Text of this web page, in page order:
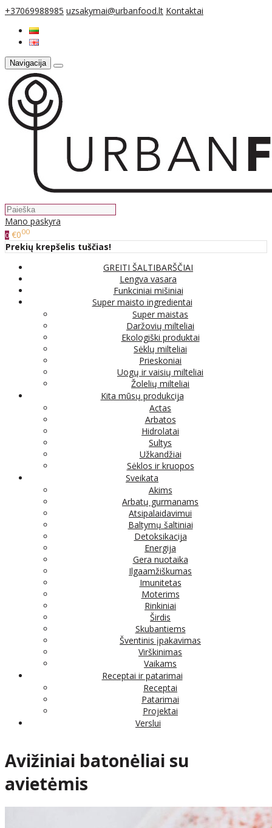
+37069988985 uzsakymai@urbanfood.lt Kontaktai
Navigacija
Mano paskyra
0 €000
Prekių krepšelis tuščias!
GREITI ŠALTIBARŠČIAI
Lengva vasara
Funkciniai mišiniai
Super maisto ingredientai
Super maistas
Daržovių milteliai
Ekologiški produktai
Sėklų milteliai
Prieskoniai
Uogų ir vaisių milteliai
Žolelių milteliai
Kita mūsų produkcija
Actas
Arbatos
Hidrolatai
Sultys
Užkandžiai
Sėklos ir kruopos
Sveikata
Akims
Arbatų gurmanams
Atsipalaidavimui
Baltymų šaltiniai
Detoksikacija
Energija
Gera nuotaika
Ilgaamžiškumas
Imunitetas
Moterims
Rinkiniai
Širdis
Skubantiems
Šventinis įpakavimas
Virškinimas
Vaikams
Receptai ir patarimai
Receptai
Patarimai
Projektai
Verslui
Avižiniai batonėliai su
avietėmis